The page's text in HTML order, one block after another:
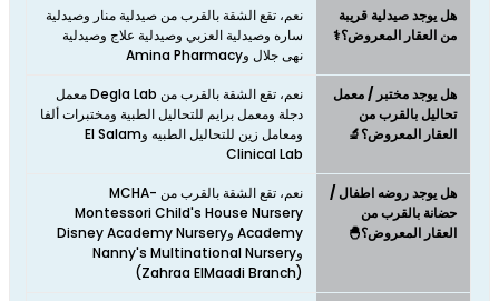
هل يوجد صيدلية قريبة
من العقار المعروض؟⚕️
نعم، تقع الشقة بالقرب من صيدلية منار وصيدلية
ساره وصيدلية العزبي وصيدلية علاج وصيدلية
نهى جلال وAmina Pharmacy
هل يوجد مختبر / معمل
تحاليل بالقرب من
العقار المعروض؟🔬
نعم، تقع الشقة بالقرب من Degla Lab معمل
دجلة ومعمل برايم للتحاليل الطبية ومختبرات ألفا
ومعامل زين للتحاليل الطبيه وEl Salam
Clinical Lab
هل يوجد روضه اطفال /
حضانة بالقرب من
العقار المعروض؟🐣
نعم، تقع الشقة بالقرب من MCHA-
Montessori Child's House Nursery
Academy وDisney Academy Nursery
وNanny's Multinational Nursery
(Zahraa ElMaadi Branch)